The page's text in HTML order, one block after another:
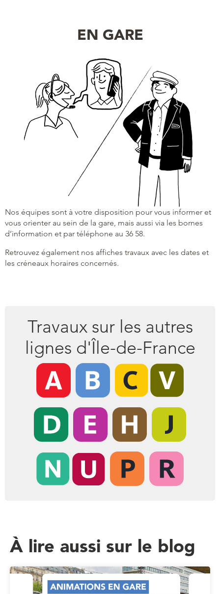
EN GARE
Nos équipes sont à votre disposition pour vous informer et
vous orienter au sein de la gare, mais aussi via les bornes
d’information et par téléphone au 36 58.
Retrouvez également nos affiches travaux avec les dates et
les créneaux horaires concernés.
Travaux sur les autres
lignes d'Île-de-France
À lire aussi sur le blog